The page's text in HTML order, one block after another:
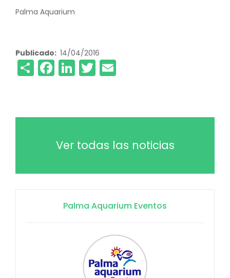
Palma Aquarium
Publicado 14/04/2016
ShareFacebook
LinkedIn
Twitter
Ver todas las noticias
Palma Aquarium Eventos